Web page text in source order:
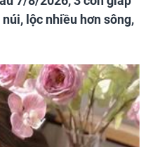
lộc nhiều hơn sông,